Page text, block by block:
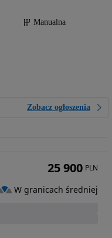
Manualna
Zobacz ogłoszenia
25 900 PLN
W granicach średniej